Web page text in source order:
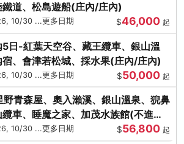
道、松島遊船(庄內/庄內)
10/30 ...更多日期 $46,000 起
日-紅葉天空谷、藏王纜車、銀山溫
、會津若松城、採水果(庄內/庄內)
10/30 ...更多日期 $50,000 起
青森屋、奧入瀨溪、銀山溫泉、猊鼻
車、睡魔之家、加茂水族館(不進店)
10/30 ...更多日期 $56,800 起